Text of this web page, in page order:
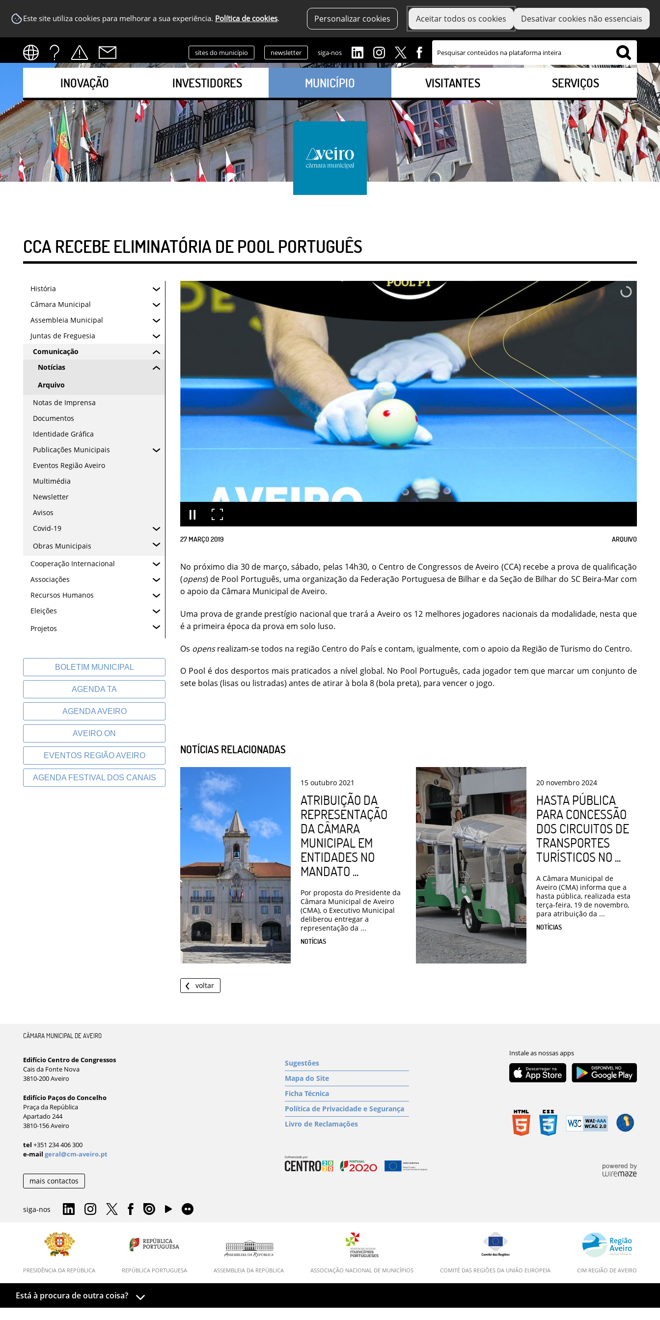
Este site utiliza cookies para melhorar a sua experiência. Política de cookies. Personalizar cookies Aceitar todos os cookies Desativar cookies não essenciais
sites do município newsletter siga-nos
INOVAÇÃO INVESTIDORES MUNICÍPIO VISITANTES SERVIÇOS
CCA RECEBE ELIMINATÓRIA DE POOL PORTUGUÊS
História
Câmara Municipal
Assembleia Municipal
Juntas de Freguesia
Comunicação
Notícias
Arquivo
Notas de Imprensa
Documentos
Identidade Gráfica
Publicações Municipais
Eventos Região Aveiro
Multimédia
Newsletter
Avisos
Covid-19
Obras Municipais
Cooperação Internacional
Associações
Recursos Humanos
Eleições
Projetos
BOLETIM MUNICIPAL
AGENDA TA
AGENDA AVEIRO
AVEIRO ON
EVENTOS REGIÃO AVEIRO
AGENDA FESTIVAL DOS CANAIS
27 MARÇO2019 ARQUIVO
No próximo dia 30 de março, sábado, pelas 14h30, o Centro de Congressos de Aveiro (CCA) recebe a prova de qualificação
(opens) de Pool Português, uma organização da Federação Portuguesa de Bilhar e da Seção de Bilhar do SC Beira-Mar com
o apoio da Câmara Municipal de Aveiro.
Uma prova de grande prestígio nacional que trará a Aveiro os 12 melhores jogadores nacionais da modalidade, nesta que
é a primeira época da prova em solo luso.
Os opensrealizam-se todos na região Centro do País e contam, igualmente, com o apoio da Região de Turismo do Centro.
O Pool é dos desportos mais praticados a nível global. No Pool Português, cada jogador tem que marcar um conjunto de
sete bolas (lisas ou listradas) antes de atirar à bola 8 (bola preta), para vencer o jogo.
NOTÍCIAS RELACIONADAS
15 outubro 2021
ATRIBUIÇÃO DA
REPRESENTAÇÃO
DA CÂMARA
MUNICIPAL EM
ENTIDADES NO
MANDATO ...
Por proposta do Presidente da
Câmara Municipal de Aveiro
(CMA), o Executivo Municipal
deliberou entregar a
representação da ...
NOTÍCIAS
20 novembro 2024
HASTA PÚBLICA
PARA CONCESSÃO
DOS CIRCUITOS DE
TRANSPORTES
TURÍSTICOS NO ...
A Câmara Municipal de
Aveiro (CMA) informa que a
hasta pública, realizada esta
terça-feira, 19 de novembro,
para atribuição da ...
NOTÍCIAS
voltar
CÂMARA MUNICIPAL DE AVEIRO
Edifício Centro de Congressos
Cais da Fonte Nova
3810-200 Aveiro
Edifício Paços do Concelho
Praça da República
Apartado 244
3810-156 Aveiro
tel +351 234 406 300
e-mail geral@cm-aveiro.pt
mais contactos
siga-nos
Sugestões
Mapa do Site
Ficha Técnica
Política de Privacidade e Segurança
Livro de Reclamações
PRESIDÊNCIA DA REPÚBLICA REPÚBLICA PORTUGUESA ASSEMBLEIA DA REPÚBLICA ASSOCIAÇÃO NACIONAL DE MUNICÍPIOS COMITÉ DAS REGIÕES DA UNIÃO EUROPEIA CIM REGIÃO DE AVEIRO
Está à procura de outra coisa?